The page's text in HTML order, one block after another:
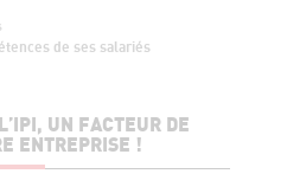
de ses salariés
UN FACTEUR DE
ENTREPRISE !